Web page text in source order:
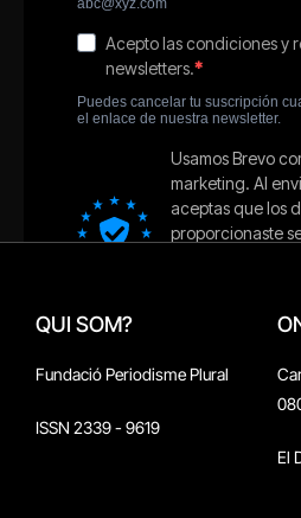
QUI SOM?
Fundació Periodisme Plural
ISSN 2339 - 9619
El